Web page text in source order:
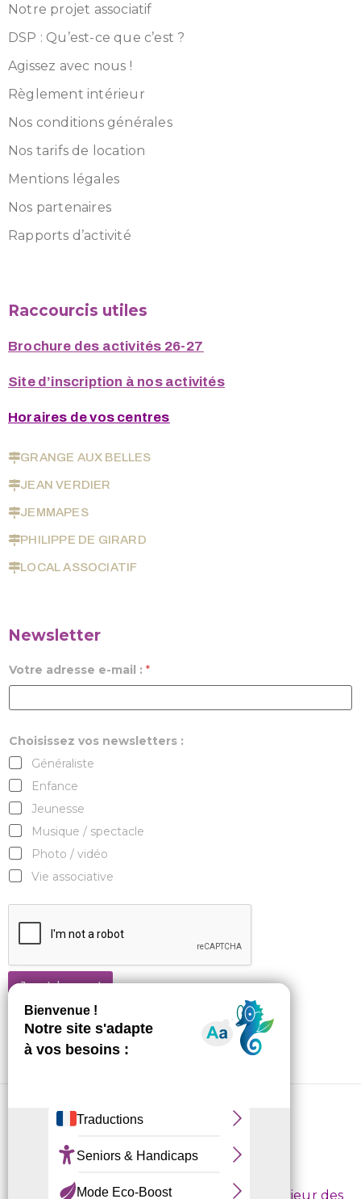
Notre projet associatif
DSP : Qu’est-ce que c’est ?
Agissez avec nous !
Règlement intérieur
Nos conditions générales
Nos tarifs de location
Mentions légales
Nos partenaires
Rapports d’activité
Raccourcis utiles
Brochure des activités 26-27
Site d’inscription à nos activités
Horaires de vos centres
GRANGE AUX BELLES
JEAN VERDIER
JEMMAPES
PHILIPPE DE GIRARD
LOCAL ASSOCIATIF
Newsletter
Votre adresse e-mail : *
Choisissez vos newsletters :
Généraliste
Enfance
Jeunesse
Musique / spectacle
Photo / vidéo
Vie associative
Je m'abonne !
Conditions d’inscription/ Règlement intérieur des